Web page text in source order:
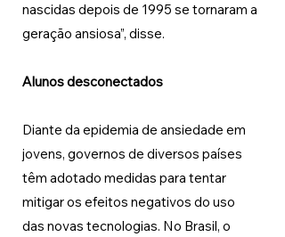
nascidas depois de 1995 se tornaram a
geração ansiosa”, disse.
Alunos desconectados
Diante da epidemia de ansiedade em
jovens, governos de diversos países
têm adotado medidas para tentar
mitigar os efeitos negativos do uso
das novas tecnologias. No Brasil, o